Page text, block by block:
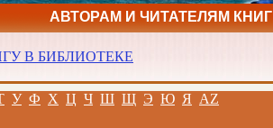
АВТОРАМ И ЧИТАТЕЛЯМ КНИГ
В БИБЛИОТЕКЕ
У Ф Х Ц Ч Ш Щ Э Ю Я AZ